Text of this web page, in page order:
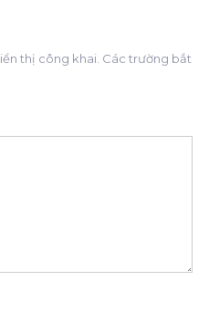
thị công khai. Các trường bắt